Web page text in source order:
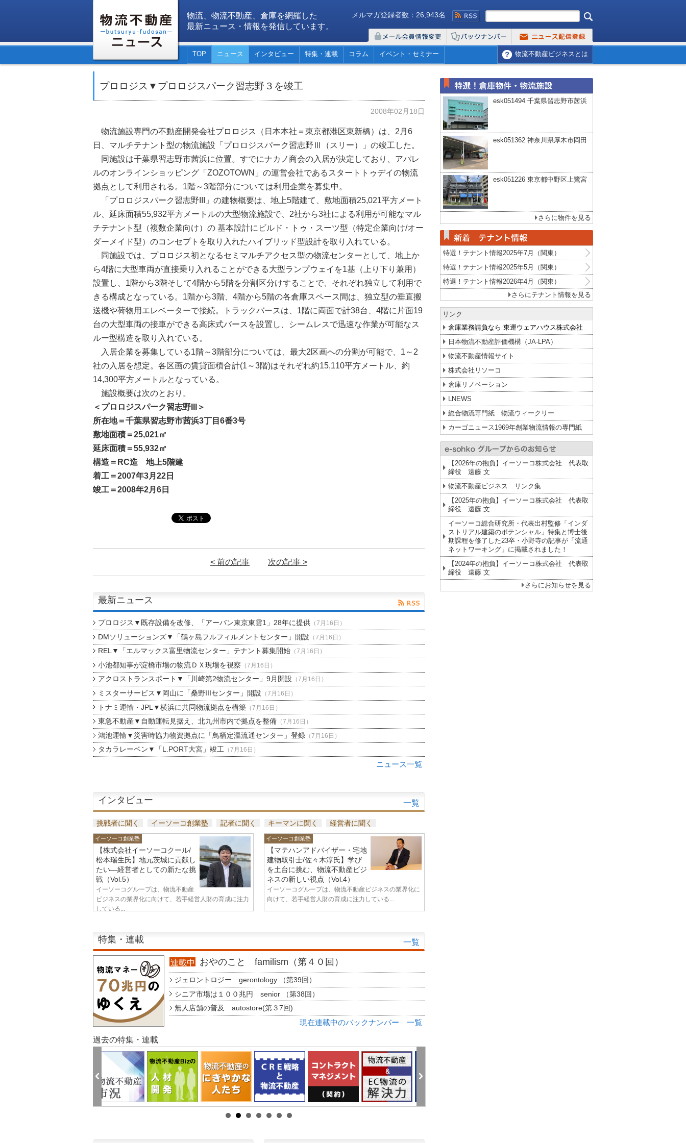
物流、物流不動産、倉庫を網羅した
最新ニュース・情報を発信しています。
メルマガ登録者数：26,943名
TOP ニュース インタビュー 特集・連載 コラム イベント・セミナー 物流不動産ビジネスとは
プロロジス▼プロロジスパーク習志野３を竣工
2008年02月18日
物流施設専門の不動産開発会社プロロジス（日本本社＝東京都港区東新橋）は、2月6
日、マルチテナント型の物流施設「プロロジスパーク習志野Ⅲ（スリー）」の竣工した。
同施設は千葉県習志野市茜浜に位置。すでにナカノ商会の入居が決定しており、アパレ
ルのオンラインショッピング「ZOZOTOWN」の運営会社であるスタートトゥデイの物流
拠点として利用される。1階～3階部分については利用企業を募集中。
「プロロジスパーク習志野III」の建物概要は、地上5階建て、敷地面積25,021平方メート
ル、延床面積55,932平方メートルの大型物流施設で、2社から3社による利用が可能なマル
チテナント型（複数企業向け）の 基本設計にビルド・トゥ・スーツ型（特定企業向け/オー
ダーメイド型）のコンセプトを取り入れたハイブリッド型設計を取り入れている。
同施設では、プロロジス初となるセミマルチアクセス型の物流センターとして、地上か
ら4階に大型車両が直接乗り入れることができる大型ランプウェイを1基（上り下り兼用）
設置し、1階から3階そして4階から5階を分割区分けすることで、それぞれ独立して利用で
きる構成となっている。1階から3階、4階から5階の各倉庫スペース間は、独立型の垂直搬
送機や荷物用エレベーターで接続。トラックバースは、1階に両面で計38台、4階に片面19
台の大型車両の接車ができる高床式バースを設置し、シームレスで迅速な作業が可能なス
ルー型構造を取り入れている。
入居企業を募集している1階～3階部分については、最大2区画への分割が可能で、1～2
社の入居を想定。各区画の賃貸面積合計(1～3階)はそれぞれ約15,110平方メートル、約
14,300平方メートルとなっている。
施設概要は次のとおり。
＜プロロジスパーク習志野III＞
所在地＝千葉県習志野市茜浜3丁目6番3号
敷地面積＝25,021㎡
延床面積＝55,932㎡
構造＝RC造 地上5階建
着工＝2007年3月22日
竣工＝2008年2月6日
< 前の記事 次の記事 >
最新ニュース
プロロジス▼既存設備を改修、「アーバン東京東雲1」28年に提供（7月16日）
DMソリューションズ▼「鶴ヶ島フルフィルメントセンター」開設 （7月16日）
REL▼「エルマックス富里物流センター」テナント募集開始（7月16日）
小池都知事が淀橋市場の物流ＤＸ現場を視察 （7月16日）
アクロストランスポート▼「川崎第2物流センター」9月開設 （7月16日）
ミスターサービス▼岡山に「桑野IIIセンター」開設 （7月16日）
トナミ運輸・JPL▼横浜に共同物流拠点を構築（7月16日）
東急不動産▼自動運転見据え、北九州市内で拠点を整備（7月16日）
鴻池運輸▼災害時協力物資拠点に「鳥栖定温流通センター」登録（7月16日）
タカラレーベン▼「L.PORT大宮」竣工（7月16日）
ニュース一覧
インタビュー 一覧
挑戦者に聞く イーソーコ創業塾 記者に聞く キーマンに聞く 経営者に聞く
イーソーコ創業塾
【株式会社イーソーコクール/
松本瑞生氏】地元茨城に貢献し
たい—経営者としての新たな挑
戦（Vol.5）
イーソーコグループは、物流不動産
ビジネスの業界化に向けて、若手経営人財の育成に注力
している...
イーソーコ創業塾
【マテハンアドバイザー・宅地
建物取引士/佐々木淳氏】学び
を土台に挑む、物流不動産ビジ
ネスの新しい視点（Vol.4）
イーソーコグループは、物流不動産ビジネスの業界化に
向けて、若手経営人財の育成に注力している...
特集・連載 一覧
連載中 おやのこと familism（第４０回）
ジェロントロジー gerontology （第39回）
シニア市場は１００兆円 senior （第38回）
無人店舗の普及 autostore(第３7回)
現在連載中のバックナンバー 一覧
過去の特集・連載
esk051494 千葉県習志野市茜浜
esk051362 神奈川県厚木市岡田
esk051226 東京都中野区上鷺宮
さらに物件を見る
特選！テナント情報2025年7月（関東）
特選！テナント情報2025年5月（関東）
特選！テナント情報2026年4月（関東）
さらにテナント情報を見る
リンク
倉庫業務請負なら 東運ウェアハウス株式会社
日本物流不動産評価機構（JA-LPA）
物流不動産情報サイト
株式会社リソーコ
倉庫リノベーション
LNEWS
総合物流専門紙 物流ウィークリー
カーゴニュース1969年創業物流情報の専門紙
【2026年の抱負】イーソーコ株式会社 代表取
締役 遠藤 文
物流不動産ビジネス リンク集
【2025年の抱負】イーソーコ株式会社 代表取
締役 遠藤 文
イーソーコ総合研究所・代表出村監修「インダ
ストリアル建築のポテンシャル」特集と博士後
期課程を修了した23卒・小野寺の記事が「流通
ネットワーキング」に掲載されました！
【2024年の抱負】イーソーコ株式会社 代表取
締役 遠藤 文
さらにお知らせを見る